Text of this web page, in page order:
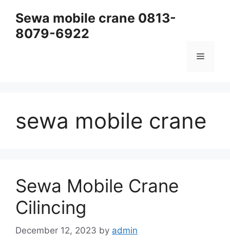
content
Sewa mobile crane 0813-
8079-6922
Menu
sewa mobile crane
Sewa Mobile Crane
Cilincing
December 12, 2023 by admin